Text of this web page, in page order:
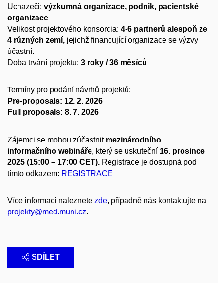
Uchazeči: výzkumná organizace, podnik, pacientské
organizace
Velikost projektového konsorcia: 4-6 partnerů alespoň ze
4 různých zemí, jejichž financující organizace se výzvy
účastní.
Doba trvání projektu: 3 roky / 36 měsíců
Termíny pro podání návrhů projektů:
Pre-proposals: 12. 2. 2026
Full proposals: 8. 7. 2026
Zájemci se mohou zúčastnit mezinárodního
informačního webináře, který se uskuteční 16. prosince
2025 (15:00 – 17:00 CET). Registrace je dostupná pod
tímto odkazem: REGISTRACE
Více informací naleznete zde, případně nás kontaktujte na
projekty@med.muni.cz.
SDÍLET